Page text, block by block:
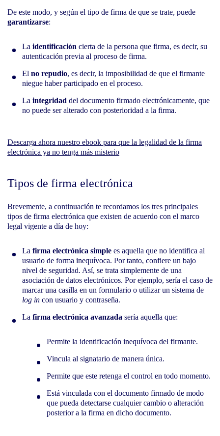
De este modo, y según el tipo de firma de que se trate, puede
garantizarse:
La identificación cierta de la persona que firma, es decir, su
autenticación previa al proceso de firma.
El no repudio, es decir, la imposibilidad de que el firmante
niegue haber participado en el proceso.
La integridad del documento firmado electrónicamente, que
no puede ser alterado con posterioridad a la firma.
Descarga ahora nuestro ebook para que la legalidad de la firma
electrónica ya no tenga más misterio
Tipos de firma electrónica
Brevemente, a continuación te recordamos los tres principales
tipos de firma electrónica que existen de acuerdo con el marco
legal vigente a día de hoy:
La firma electrónica simple es aquella que no identifica al
usuario de forma inequívoca. Por tanto, confiere un bajo
nivel de seguridad. Así, se trata simplemente de una
asociación de datos electrónicos. Por ejemplo, sería el caso de
marcar una casilla en un formulario o utilizar un sistema de
log in con usuario y contraseña.
La firma electrónica avanzada sería aquella que:
Permite la identificación inequívoca del firmante.
Vincula al signatario de manera única.
Permite que este retenga el control en todo momento.
Está vinculada con el documento firmado de modo
que pueda detectarse cualquier cambio o alteración
posterior a la firma en dicho documento.